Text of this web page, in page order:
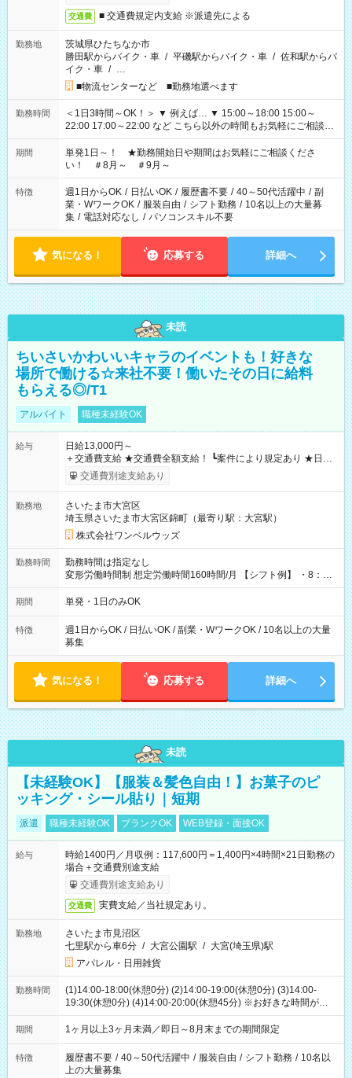
交通費 ■ 交通費規定内支給 ※派遣先による
勤務地
茨城県ひたちなか市
勝田駅からバイク・車 / 平磯駅からバイク・車 / 佐和駅からバ
イク・車 / …
■物流センターなど ■勤務地選べます
勤務時間
＜1日3時間～OK！＞ ▼ 例えば… ▼ 15:00～18:00 15:00～
22:00 17:00～22:00 など こちら以外の時間もお気軽にご相談く
ださい！
期間
単発1日～！ ★勤務開始日や期間はお気軽にご相談くださ
い！ ＃8月～ ＃9月～
特徴 週1日からOK / 日払いOK / 履歴書不要 / 40～50代活躍中 / 副
業・WワークOK / 服装自由 / シフト勤務 / 10名以上の大量募
集 / 電話対応なし / パソコンスキル不要
気になる！ 応募する 詳細へ
未読
ちいさいかわいいキャラのイベントも！好きな
場所で働ける☆来社不要！働いたその日に給料
もらえる◎/T1
アルバイト 職種未経験OK
給与
日給13,000円～
＋交通費支給 ★交通費全額支給！ ┗案件により規定あり ★日払
いOK！（規定あり） ┗働いたその日に現金GET♪ お仕事後はコ
ンビニATMから 日払い分を引き落とせます！ 【試用期間】試
交通費別途支給あり
勤務地
さいたま市大宮区
埼玉県さいたま市大宮区錦町（最寄り駅：大宮駅）
株式会社ワンベルウッズ
勤務時間
勤務時間は指定なし
変形労働時間制 想定労働時間160時間/月 【シフト例】 ・8：00
～21：00
期間 単発・1日のみOK
特徴
週1日からOK / 日払いOK / 副業・WワークOK / 10名以上の大量
募集
気になる！ 応募する 詳細へ
未読
【未経験OK】【服装＆髪色自由！】お菓子のピ
ッキング・シール貼り｜短期
派遣 職種未経験OK ブランクOK WEB登録・面接OK
給与
時給1400円／月収例：117,600円＝1,400円×4時間×21日勤務の
場合＋交通費別途支給
交通費別途支給あり
交通費 実費支給／当社規定あり。
勤務地
さいたま市見沼区
七里駅から車6分 / 大宮公園駅 / 大宮(埼玉県)駅
アパレル・日用雑貨
勤務時間
(1)14:00-18:00(休憩0分) (2)14:00-19:00(休憩0分) (3)14:00-
19:30(休憩0分) (4)14:00-20:00(休憩45分) ※お好きな時間が選べ
ます
期間 1ヶ月以上3ヶ月未満／即日～8月末までの期間限定
特徴 履歴書不要 / 40～50代活躍中 / 服装自由 / シフト勤務 / 10名以
上の大量募集